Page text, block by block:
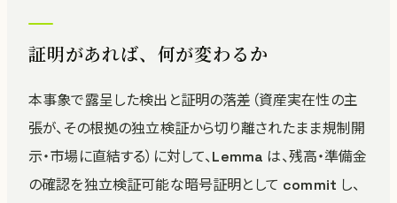
証明があれば、何が変わるか
本事象で露呈した検出と証明の落差（資産実在性の主
張が、その根拠の独立検証から切り離されたまま規制開
示・市場に直結する）に対して、Lemma は、残高・準備金
の確認を独立検証可能な暗号証明として commit し、